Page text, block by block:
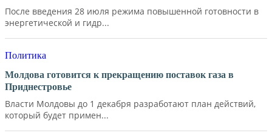
После введения 28 июля режима повышенной готовности в
энергетической и гидр...
Политика
Молдова готовится к прекращению поставок газа в
Приднестровье
Власти Молдовы до 1 декабря разработают план действий,
который будет примен...